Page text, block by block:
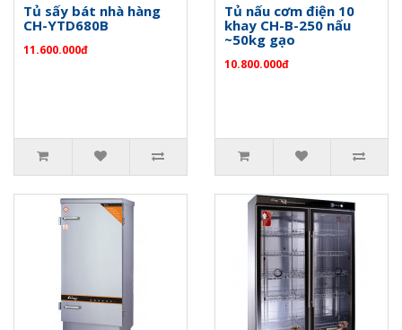
Tủ sấy bát nhà hàng
CH-YTD680B
11.600.000đ
Tủ nấu cơm điện 10
khay CH-B-250 nấu
~50kg gạo
10.800.000đ